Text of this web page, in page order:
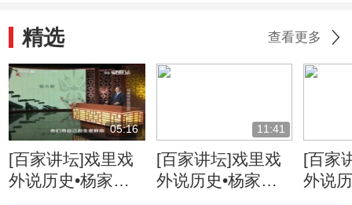
精选 查看更多
05:16
[百家讲坛]戏里戏
外说历史•杨家将
11:41
[百家讲坛]戏里戏
外说历史•杨家将
[百家
外说